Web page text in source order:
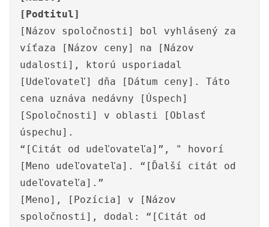
[Podtitul]
[Názov spoločnosti] bol vyhlásený za
víťaza [Názov ceny] na [Názov
udalosti], ktorú usporiadal
[Udeľovateľ] dňa [Dátum ceny]. Táto
cena uznáva nedávny [Úspech]
[Spoločnosti] v oblasti [Oblasť
úspechu].
“[Citát od udeľovateľa]”, " hovorí
[Meno udeľovateľa]. “[Ďalší citát od
udeľovateľa].”
[Meno], [Pozícia] v [Názov
spoločnosti], dodal: “[Citát od